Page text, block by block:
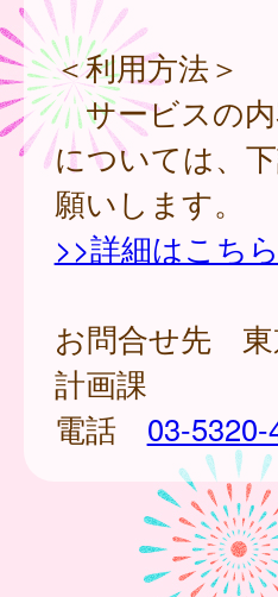
＜利用方法＞
サービスの内
については、
願いします。
>>詳細はこちら
お問合せ先 東
計画課
電話 03-5320-